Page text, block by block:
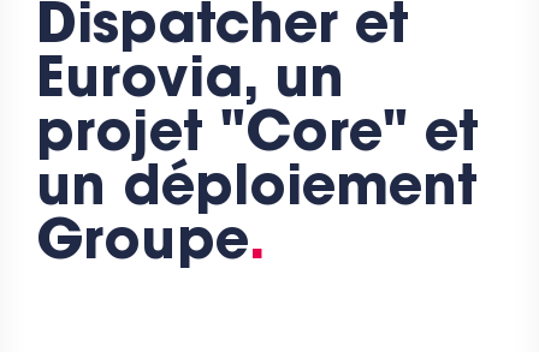
Dispatcher et
Eurovia, un
projet "Core" et
un déploiement
Groupe.